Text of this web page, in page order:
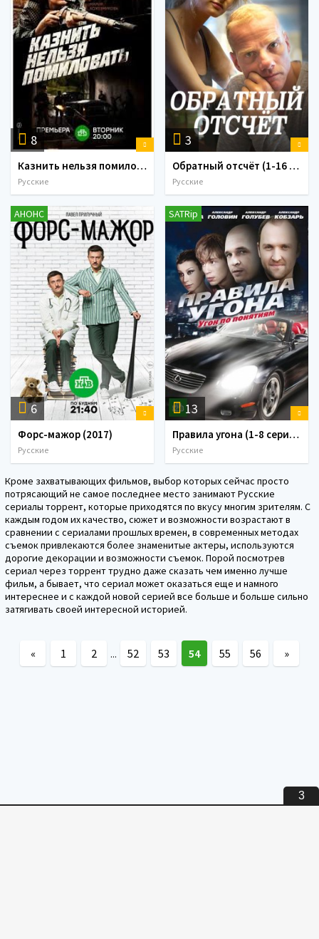
8
Казнить нельзя помиловать (1-12 серии) (2017)
Русские
3
Обратный отсчёт (1-16 серия) (2018)
Русские
6
АНОНС
Форс-мажор (2017)
Русские
13
SATRip
Правила угона (1-8 серия) (2009)
Русские
Кроме захватывающих фильмов, выбор которых сейчас просто
потрясающий не самое последнее место занимают Русские
сериалы торрент, которые приходятся по вкусу многим зрителям. С
каждым годом их качество, сюжет и возможности возрастают в
сравнении с сериалами прошлых времен, в современных методах
съемок привлекаются более знаменитые актеры, используются
дорогие декорации и возможности съемок. Порой посмотрев
сериал через торрент трудно даже сказать чем именно лучше
фильм, а бывает, что сериал может оказаться еще и намного
интереснее и с каждой новой серией все больше и больше сильно
затягивать своей интересной историей.
« 1 2 ... 52 53 54 55 56 »
3